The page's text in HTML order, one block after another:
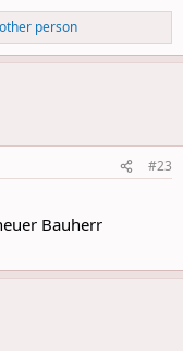
person
#23
Bauherr